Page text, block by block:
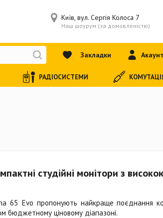
студійні монітори з
65 Evo пропонують найкраще поєднання
бюджетному ціновому діапазоні.
Київ, вул. Сергія Колоса 7
Наш шоурум (за домовленістю)
Закладки Акаунт
РАДІОСИСТЕМИ